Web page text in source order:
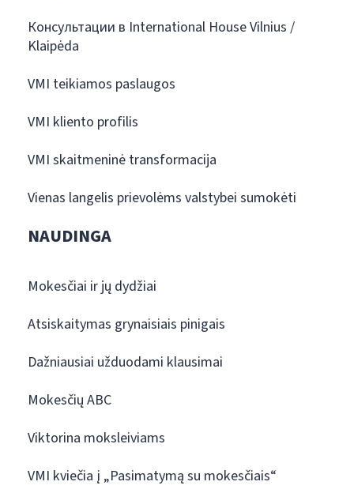
Консультации в International House Vilnius /
Klaipėda
VMI teikiamos paslaugos
VMI kliento profilis
VMI skaitmeninė transformacija
Vienas langelis prievolėms valstybei sumokėti
NAUDINGA
Mokesčiai ir jų dydžiai
Atsiskaitymas grynaisiais pinigais
Dažniausiai užduodami klausimai
Mokesčių ABC
Viktorina moksleiviams
VMI kviečia į „Pasimatymą su mokesčiais“